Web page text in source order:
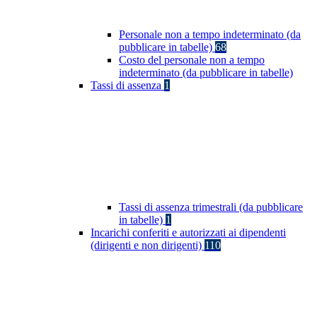
Personale non a tempo indeterminato (da
pubblicare in tabelle) 68
Costo del personale non a tempo
indeterminato (da pubblicare in tabelle)
Tassi di assenza 1
Tassi di assenza trimestrali (da pubblicare
in tabelle) 1
Incarichi conferiti e autorizzati ai dipendenti
(dirigenti e non dirigenti) 110